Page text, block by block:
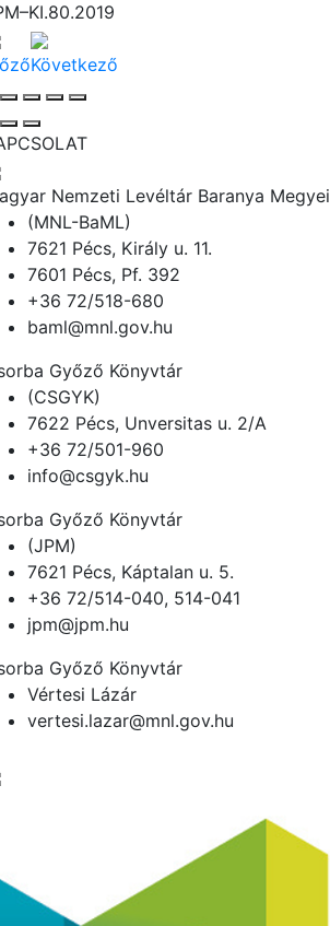
Következő
Nemzeti Levéltár Baranya
(MNL-BaML)
7621 Pécs, Király u. 11.
7601 Pécs, Pf. 392
+36 72/518-680
baml@mnl.gov.hu
Győző Könyvtár
(CSGYK)
7622 Pécs, Unversitas u. 2/A
+36 72/501-960
info@csgyk.hu
Győző Könyvtár
(JPM)
7621 Pécs, Káptalan u. 5.
+36 72/514-040, 514-041
jpm@jpm.hu
Győző Könyvtár
Vértesi Lázár
vertesi.lazar@mnl.gov.hu